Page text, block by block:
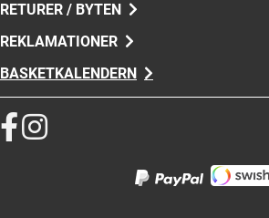
RETURER / BYTEN
REKLAMATIONER
BASKETKALENDERN